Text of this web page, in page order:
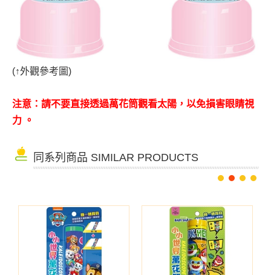
(↑外觀參考圖)
注意：請不要直接透過萬花筒觀看太陽，以免損害眼睛視
力 。
同系列商品 SIMILAR PRODUCTS